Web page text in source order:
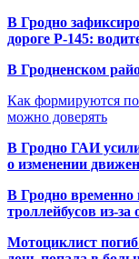
В Гродно
дороге Р-145:
В Гродненском
Как формируются
можно доверять
В Гродно ГАИ
о изменении
В Гродно временно
троллейбусов из-за
Мотоциклист погиб